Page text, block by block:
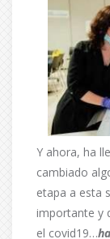
Y ahora, ha
cambiado
etapa a esta
importante y
el covid19…